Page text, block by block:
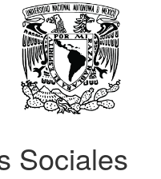
Sociales